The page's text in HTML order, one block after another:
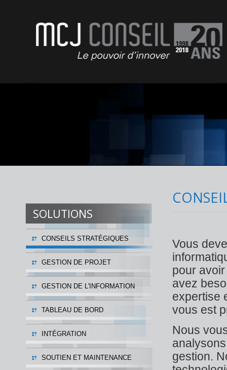
SOLUTIONS
CONSEILS STRATÉGIQUES
GESTION DE PROJET
GESTION DE L'INFORMATION
TABLEAU DE BORD
INTÉGRATION
SOUTIEN ET MAINTENANCE
Vous
pour
avez
expertise
vous est
Nous
gestion.